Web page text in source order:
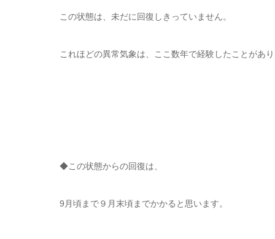
この状態は、未だに回復しきっていません。
これほどの異常気象は、ここ数年で経験したことがあ
◆この状態からの回復は、
9月頃まで９月末頃までかかると思います。